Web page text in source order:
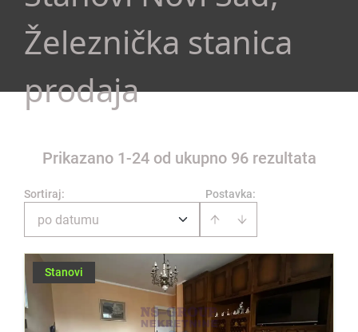
Železnička stanica
prodaja
Prikazano 1-24 od ukupno 96 rezultata
Postavka:
Sortiraj:
po datumu
Stanovi